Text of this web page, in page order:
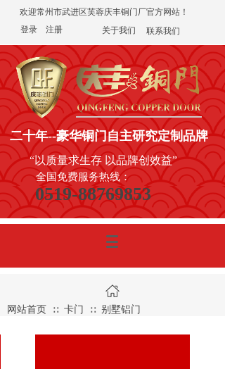
关于我们
登录 注册 联系我们
欢迎常州市武进区芙蓉庆丰铜门厂官方网站！
“以质量求生存 以品牌创效益”
0519-88769853
全国免费服务热线：
二十年--豪华铜门自主研究定制品牌
网站首页 ∷ 卡门 ∷ 别墅铝门